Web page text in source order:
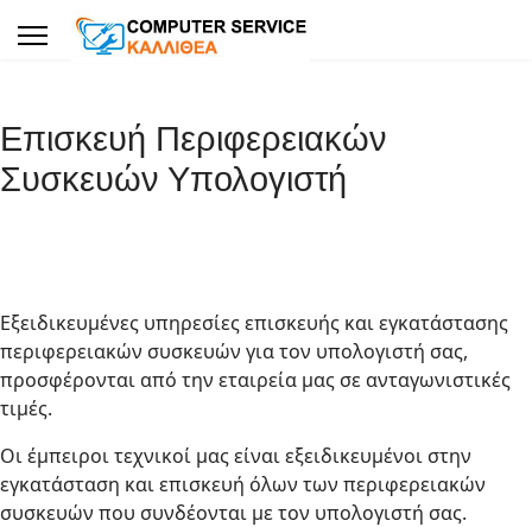
Επισκευή Περιφερειακών
Συσκευών Υπολογιστή
Εξειδικευμένες υπηρεσίες επισκευής και εγκατάστασης
περιφερειακών συσκευών για τον υπολογιστή σας,
προσφέρονται από την εταιρεία μας σε ανταγωνιστικές
τιμές.
Οι έμπειροι τεχνικοί μας είναι εξειδικευμένοι στην
εγκατάσταση και επισκευή όλων των περιφερειακών
συσκευών που συνδέονται με τον υπολογιστή σας.